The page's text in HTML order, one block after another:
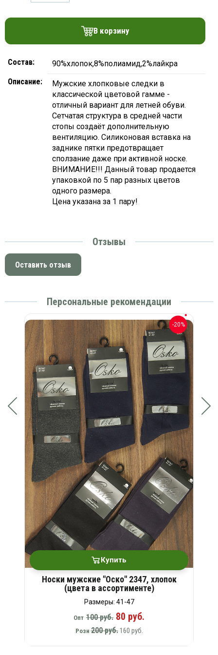
В корзину
Состав:
90%хлопок,8%полиамид,2%лайкра
Описание:
Мужские хлопковые следки в
классической цветовой гамме -
отличный вариант для летней обуви.
Сетчатая структура в средней части
стопы создаёт дополнительную
вентиляцию. Силиконовая вставка на
заднике пятки предотвращает
сползание даже при активной носке.
ВНИМАНИЕ!!! Данный товар продается
упаковкой по 5 пар разных цветов
одного размера.
Цена указана за 1 пару!
Отзывы
Оставить отзыв
Персональные рекомендации
-20%
Купить
Носки мужские "Оско" 2347, хлопок
(цвета в ассортименте)
Размеры: 41-47
Опт 100 руб. 80 руб.
Розн 200 руб.160 руб.